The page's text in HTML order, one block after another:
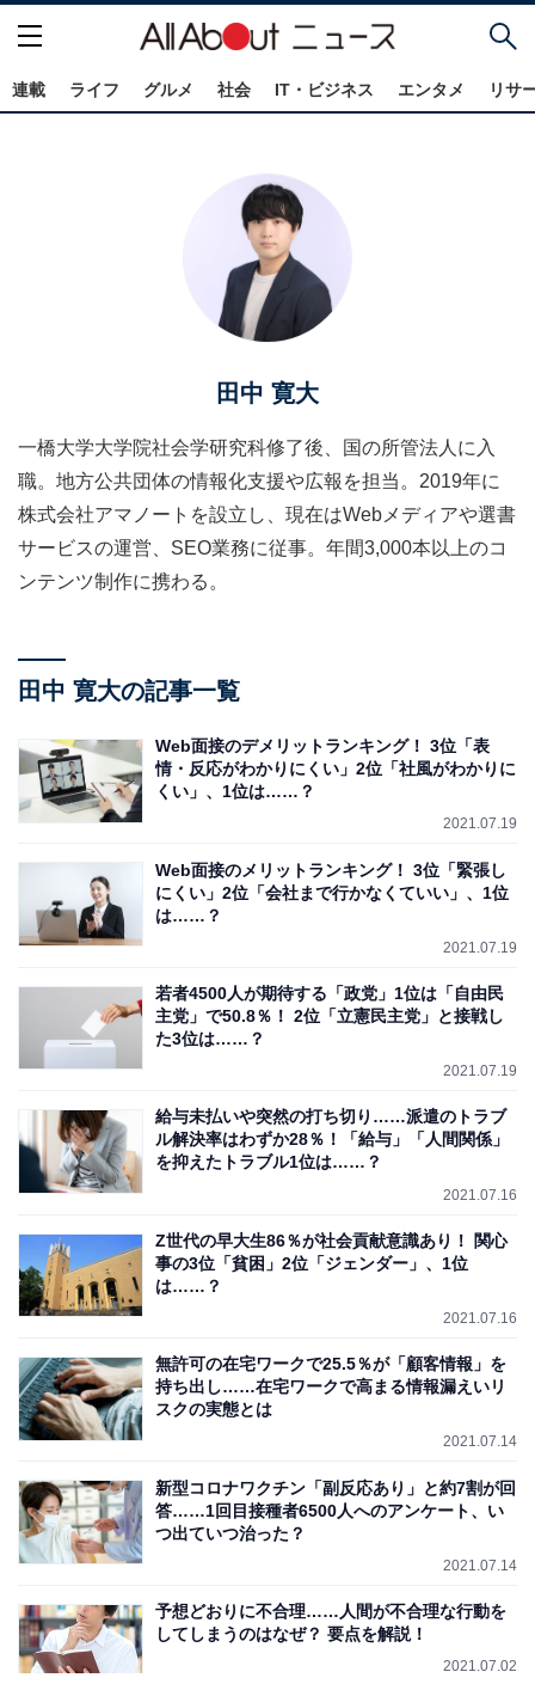
連載 ライフ グルメ 社会 IT・ビジネス エンタメ リサ
田中 寛大
一橋大学大学院社会学研究科修了後、国の所管法人に入
職。地方公共団体の情報化支援や広報を担当。2019年に
株式会社アマノートを設立し、現在はWebメディアや選書
サービスの運営、SEO業務に従事。年間3,000本以上のコ
ンテンツ制作に携わる。
田中 寛大の記事一覧
Web面接のデメリットランキング！ 3位「表
情・反応がわかりにくい」2位「社風がわかりに
くい」、1位は……？
2021.07.19
Web面接のメリットランキング！ 3位「緊張し
にくい」2位「会社まで行かなくていい」、1位
は……？
2021.07.19
若者4500人が期待する「政党」1位は「自由民
主党」で50.8％！ 2位「立憲民主党」と接戦し
た3位は……？
2021.07.19
給与未払いや突然の打ち切り……派遣のトラブ
ル解決率はわずか28％！「給与」「人間関係」
を抑えたトラブル1位は……？
2021.07.16
Z世代の早大生86％が社会貢献意識あり！ 関心
事の3位「貧困」2位「ジェンダー」、1位
は……？
2021.07.16
無許可の在宅ワークで25.5％が「顧客情報」を
持ち出し……在宅ワークで高まる情報漏えいリ
スクの実態とは
2021.07.14
新型コロナワクチン「副反応あり」と約7割が回
答……1回目接種者6500人へのアンケート、い
つ出ていつ治った？
2021.07.14
予想どおりに不合理……人間が不合理な行動を
してしまうのはなぜ？ 要点を解説！
2021.07.02